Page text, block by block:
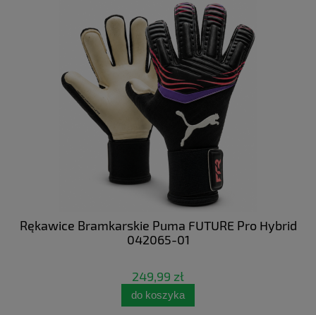
Rękawice Bramkarskie Puma FUTURE Pro Hybrid
042065-01
249,99 zł
do koszyka